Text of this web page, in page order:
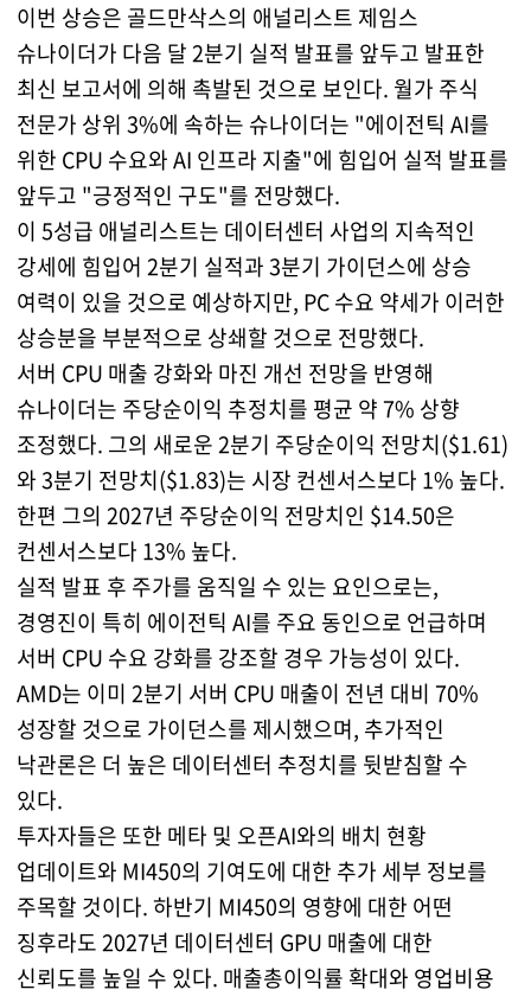
이번 상승은 골드만삭스의 애널리스트 제임스
슈나이더가 다음 달 2분기 실적 발표를 앞두고 발표한
최신 보고서에 의해 촉발된 것으로 보인다. 월가 주식
전문가 상위 3%에 속하는 슈나이더는 "에이전틱 AI를
위한 CPU 수요와 AI 인프라 지출"에 힘입어 실적 발표를
앞두고 "긍정적인 구도"를 전망했다.
이 5성급 애널리스트는 데이터센터 사업의 지속적인
강세에 힘입어 2분기 실적과 3분기 가이던스에 상승
여력이 있을 것으로 예상하지만, PC 수요 약세가 이러한
상승분을 부분적으로 상쇄할 것으로 전망했다.
서버 CPU 매출 강화와 마진 개선 전망을 반영해
슈나이더는 주당순이익 추정치를 평균 약 7% 상향
조정했다. 그의 새로운 2분기 주당순이익 전망치($1.61)
와 3분기 전망치($1.83)는 시장 컨센서스보다 1% 높다.
한편 그의 2027년 주당순이익 전망치인 $14.50은
컨센서스보다 13% 높다.
실적 발표 후 주가를 움직일 수 있는 요인으로는,
경영진이 특히 에이전틱 AI를 주요 동인으로 언급하며
서버 CPU 수요 강화를 강조할 경우 가능성이 있다.
AMD는 이미 2분기 서버 CPU 매출이 전년 대비 70%
성장할 것으로 가이던스를 제시했으며, 추가적인
낙관론은 더 높은 데이터센터 추정치를 뒷받침할 수
있다.
투자자들은 또한 메타 및 오픈AI와의 배치 현황
업데이트와 MI450의 기여도에 대한 추가 세부 정보를
주목할 것이다. 하반기 MI450의 영향에 대한 어떤
징후라도 2027년 데이터센터 GPU 매출에 대한
신뢰도를 높일 수 있다. 매출총이익률 확대와 영업비용